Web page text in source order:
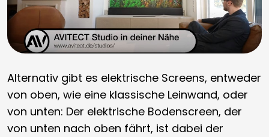
Alternativ gibt es elektrische Screens, entweder
von oben, wie eine klassische Leinwand, oder
von unten: Der elektrische Bodenscreen, der
von unten nach oben fährt, ist dabei der